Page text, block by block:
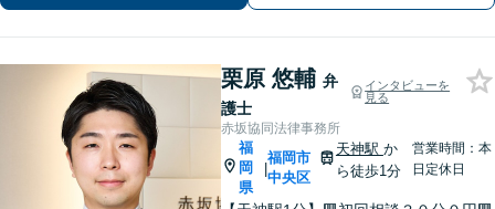
間・休日相談可】【電話・WEB面談
可】
栗原 悠輔 弁
護士
インタビューを
見る
赤坂協同法律事務所
福
岡
県
|
福岡市
中央区
天神駅 か
ら徒歩1分
営業時間：本
日定休日